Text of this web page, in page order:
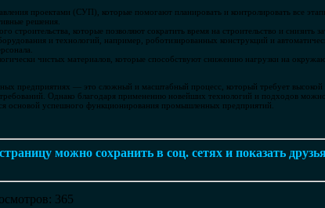
проектами (СУП), которые помогают планировать и контролировать все
решения.
строительства, которые позволяют сократить время на строительство и снизить
и технологий, например, роботизированных конструкций и
чистых материалов, которые способствуют снижению нагрузки на
предприятиях — это сложный и масштабный процесс, который требует высокой
Однако благодаря применению новейших технологий и подходов
основой успешного функционирования промышленных предприятий.
можно сохранить в соц. сетях и показать
: 365